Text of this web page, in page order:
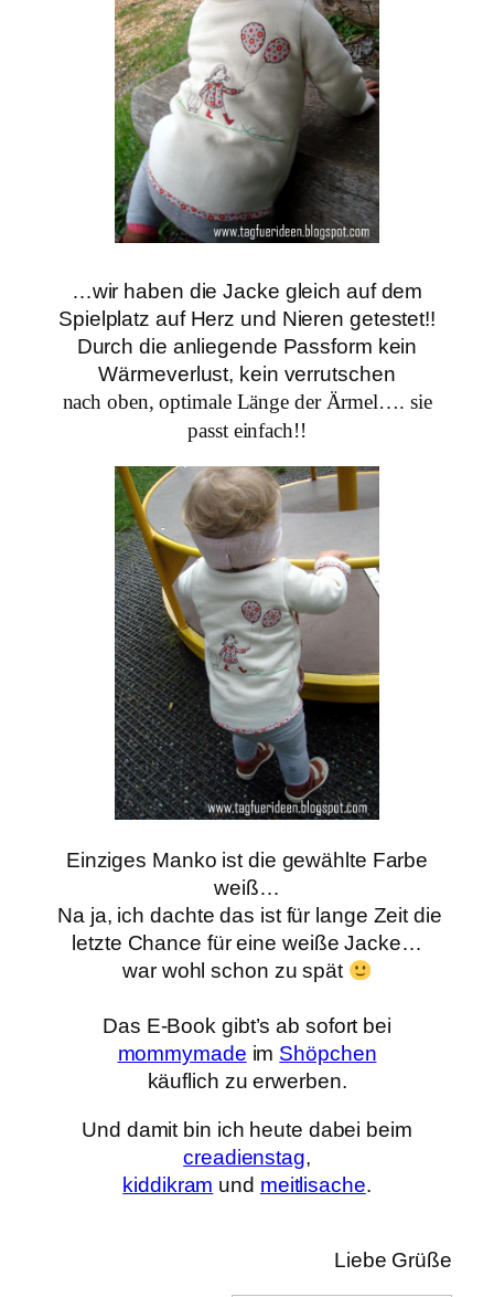
…wir haben die Jacke gleich auf dem
Spielplatz auf Herz und Nieren getestet!!
Durch die anliegende Passform kein
Wärmeverlust, kein verrutschen
nach oben, optimale Länge der Ärmel…. sie
passt einfach!!
Einziges Manko ist die gewählte Farbe
weiß…
Na ja, ich dachte das ist für lange Zeit die
letzte Chance für eine weiße Jacke…
war wohl schon zu spät
Das E-Book gibt’s ab sofort bei
mommymade im Shöpchen
käuflich zu erwerben.
Und damit bin ich heute dabei beim
creadienstag,
kiddikram und meitlisache.
Liebe Grüße